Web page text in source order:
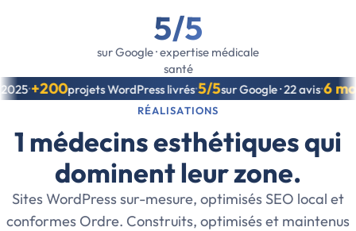
5/5
sur Google · expertise médicale
santé
•+200projets WordPress livrés •5/5sur Google · 22 avis•6 mois
RÉALISATIONS
1 médecins esthétiques qui
dominent leur zone.
Sites WordPress sur-mesure, optimisés SEO local et
conformes Ordre. Construits, optimisés et maintenus